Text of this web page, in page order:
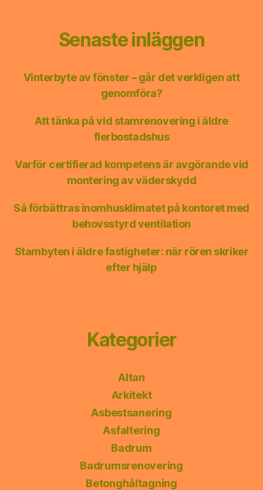
Senaste inläggen
Vinterbyte av fönster – går det verkligen att
genomföra?
Att tänka på vid stamrenovering i äldre
flerbostadshus
Varför certifierad kompetens är avgörande vid
montering av väderskydd
Så förbättras inomhusklimatet på kontoret med
behovsstyrd ventilation
Stambyten i äldre fastigheter: när rören skriker
efter hjälp
Kategorier
Altan
Arkitekt
Asbestsanering
Asfaltering
Badrum
Badrumsrenovering
Betonghåltagning